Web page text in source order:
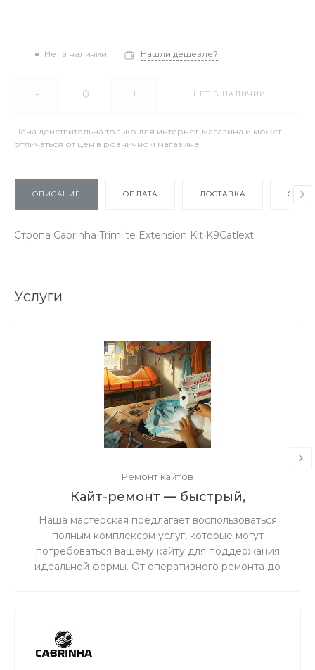
Нет в наличии Нашли дешевле?
- + НЕТ В НАЛИЧИИ
Цена действительна только для интернет-магазина и может
отличаться от цен в розничном магазине
ОПИСАНИЕ ОПЛАТА ДОСТАВКА
Стропа Cabrinha Trimlite Extension Kit K9Catlext
Услуги
Ремонт кайтов
Кайт-ремонт — быстрый,
надёжный, с душой.
Наша мастерская предлагает воспользоваться
полным комплексом услуг, которые могут
потребоваться вашему кайту для поддержания
идеальной формы. От оперативного ремонта до